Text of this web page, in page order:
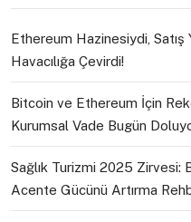
Ethereum Hazinesiydi, Satış
Havacılığa Çevirdi!
Bitcoin ve Ethereum İçin
Kurumsal Vade Bugün
Sağlık Turizmi 2025
Acente Gücünü Artırma